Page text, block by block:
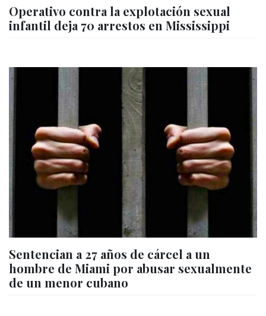
Operativo contra la explotación sexual
infantil deja 70 arrestos en Mississippi
Sentencian a 27 años de cárcel a un
hombre de Miami por abusar sexualmente
de un menor cubano